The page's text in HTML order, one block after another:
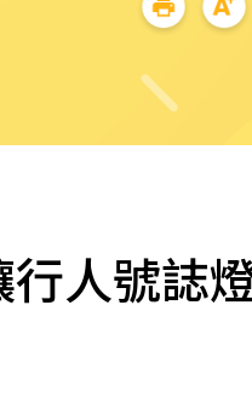
行人號誌